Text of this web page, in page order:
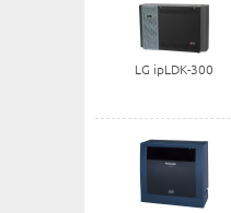
LG ipLDK-300